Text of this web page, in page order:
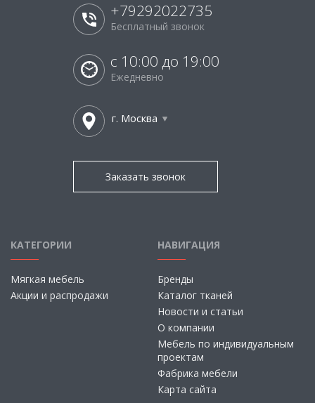
+79292022735
Бесплатный звонок
с 10:00 до 19:00
Ежедневно
г. Москва
Заказать звонок
КАТЕГОРИИ
Мягкая мебель
Акции и распродажи
НАВИГАЦИЯ
Бренды
Каталог тканей
Новости и статьи
О компании
Мебель по индивидуальным
проектам
Фабрика мебели
Карта сайта